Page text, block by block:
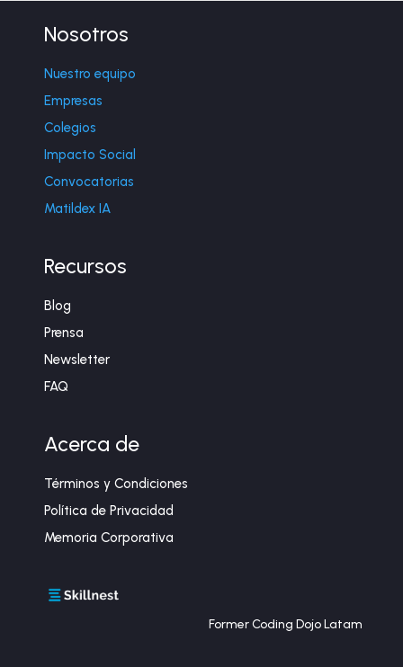
Nosotros
Nuestro equipo
Empresas
Colegios
Impacto Social
Convocatorias
Matildex IA
Recursos
Blog
Prensa
Newsletter
FAQ
Acerca de
Términos y Condiciones
Política de Privacidad
Memoria Corporativa
Former Coding Dojo Latam